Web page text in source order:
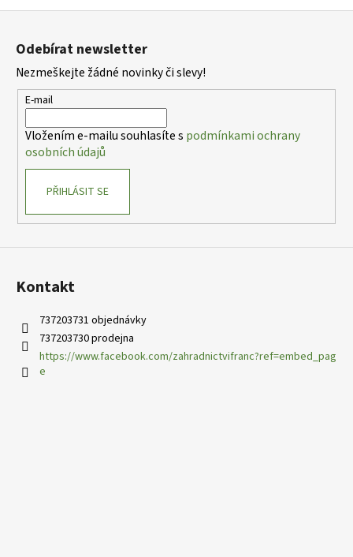
Z
Odebírat newsletter
Nezmeškejte žádné novinky či slevy!
E-mail
Vložením e-mailu souhlasíte s podmínkami ochrany
osobních údajů
PŘIHLÁSIT SE
Kontakt
737203731 objednávky
737203730 prodejna
https://www.facebook.com/zahradnictvifranc?ref=embed_pag
e